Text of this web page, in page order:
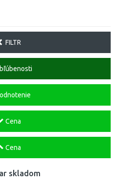
FILTR
Cena
Cena
skladom